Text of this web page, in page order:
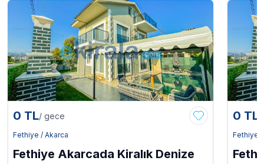
0 TL/ gece
Fethiye / Akarca
Fethiye Akarcada Kiralık Denize
0 TL
Fethiye /